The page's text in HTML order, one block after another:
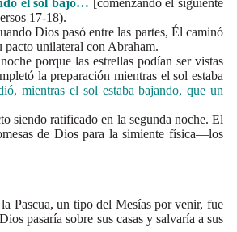
el sol bajó… [comenzando el siguiente
17-18).
Dios pasó entre las partes, Él caminó
pacto unilateral con Abraham.
porque las estrellas podían ser vistas
la preparación mientras el sol estaba
mientras el sol estaba bajando, que un
siendo ratificado en la segunda noche. El
de Dios para la simiente física—los
Pascua, un tipo del Mesías por venir, fue
pasaría sobre sus casas y salvaría a sus